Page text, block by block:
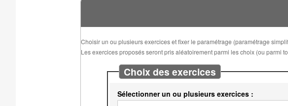
Choisir un ou plusieurs exercices et fixer le paramétrage (paramétrage
Les exercices proposés seront pris aléatoirement parmi les choix (ou parmi
Choix des exercices
Sélectionner un ou plusieurs exercices :